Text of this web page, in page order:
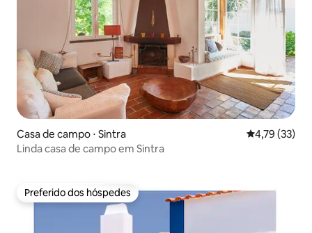
Casa de campo ⋅ Sintra 4,79 de uma
4,79 (33)
Linda casa de campo em Sintra
Preferido dos hóspedes
Preferido dos hóspedes